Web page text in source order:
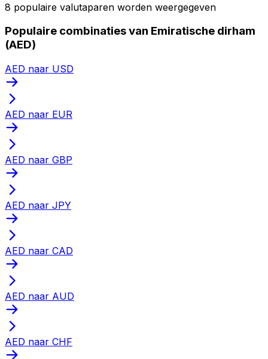
8 populaire valutaparen worden weergegeven
Populaire combinaties van Emiratische dirham
(AED)
AED naar USD
AED naar EUR
AED naar GBP
AED naar JPY
AED naar CAD
AED naar AUD
AED naar CHF